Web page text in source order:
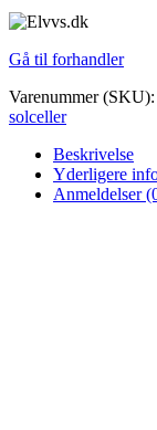
Gå til forhandler
Varenummer (SKU):
solceller
Beskrivelse
Yderligere
Anmeldelser